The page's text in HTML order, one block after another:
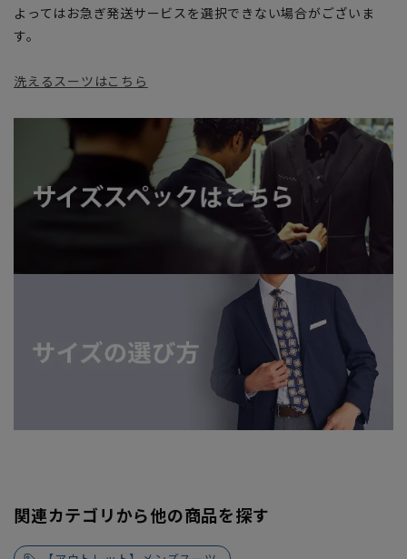
よってはお急ぎ発送サービスを選択できない場合がございま
す。
洗えるスーツはこちら
関連カテゴリから他の商品を探す